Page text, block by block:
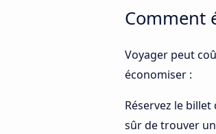
Comment
Voyager peut
économiser :
Réservez le
sûr de trouver